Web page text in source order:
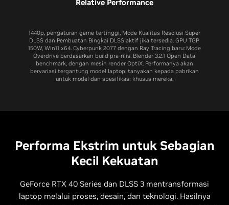
Relative Performance
1440p, pengaturan game tertinggi, Mode Kualitas Resolusi Super
DLSS dan Pembuatan Bingkai DLSS aktif jika tersedia. GPU TGP
150W, Win11 x64. Cyberpunk 2077 dengan Ray Tracing baru: Mode
Overdrive berdasarkan build pra-rilis. Blender 3.2.1 Open Data
benchmark, dengan mesin render OptiX. Performanya akan
bervariasi tergantung model laptop; tanyakan kepada pabrikan
untuk model dan spesifikasi khusus mereka.
Performa Ekstrim untuk Sebagian
Kecil Kekuatan
GeForce RTX 40 Series dan DLSS 3 mentransformasi
laptop melalui proses, desain, dan teknologi. Hasilnya